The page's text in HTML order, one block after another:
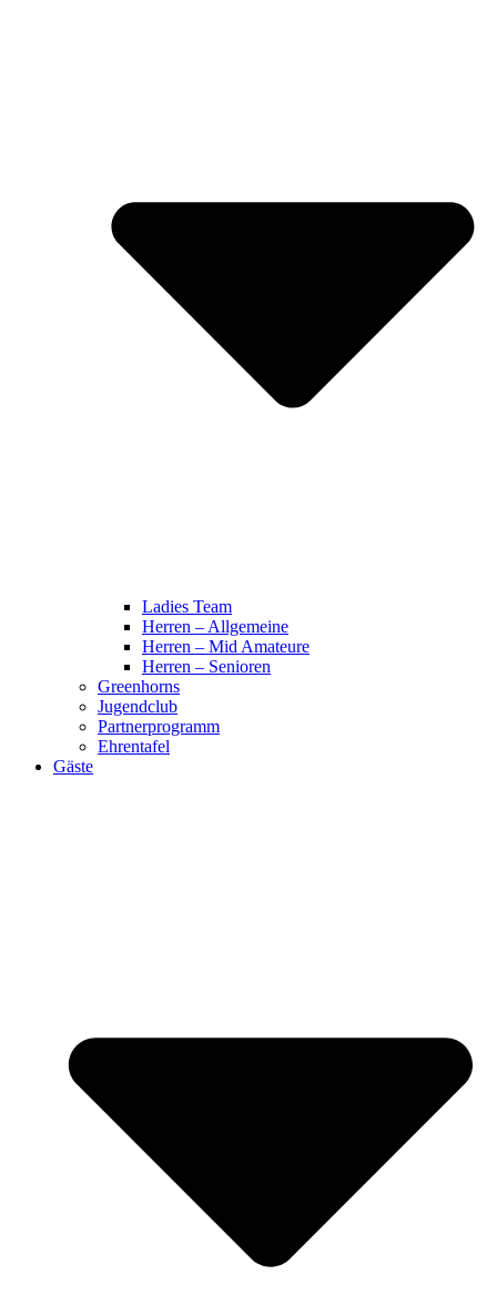
Ladies Team
Herren – Allgemeine
Herren – Mid Amateure
Herren – Senioren
Greenhorns
Jugendclub
Partnerprogramm
Ehrentafel
Gäste